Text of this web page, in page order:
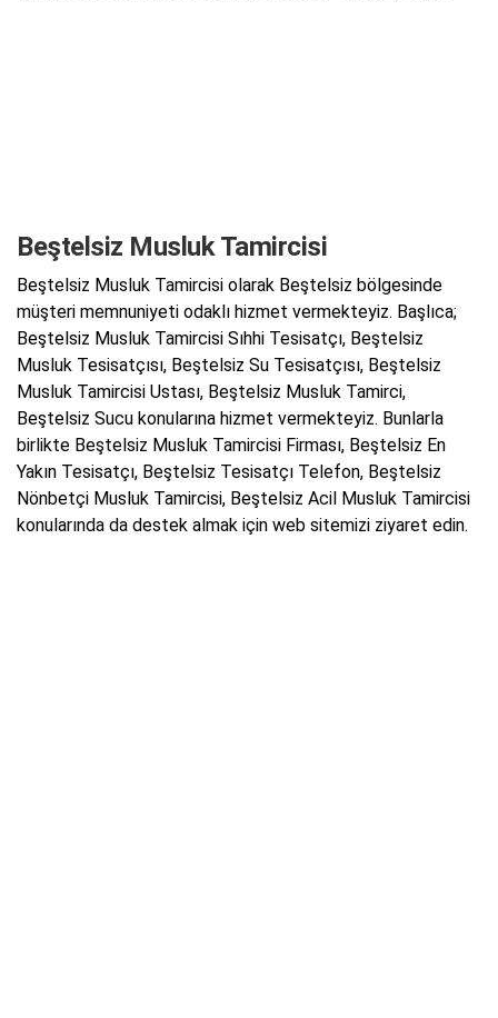
Beştelsiz Musluk Tamircisi
Beştelsiz Musluk Tamircisi olarak Beştelsiz bölgesinde
müşteri memnuniyeti odaklı hizmet vermekteyiz. Başlıca;
Beştelsiz Musluk Tamircisi Sıhhi Tesisatçı, Beştelsiz
Musluk Tesisatçısı, Beştelsiz Su Tesisatçısı, Beştelsiz
Musluk Tamircisi Ustası, Beştelsiz Musluk Tamirci,
Beştelsiz Sucu konularına hizmet vermekteyiz. Bunlarla
birlikte Beştelsiz Musluk Tamircisi Firması, Beştelsiz En
Yakın Tesisatçı, Beştelsiz Tesisatçı Telefon, Beştelsiz
Nönbetçi Musluk Tamircisi, Beştelsiz Acil Musluk Tamircisi
konularında da destek almak için web sitemizi ziyaret edin.